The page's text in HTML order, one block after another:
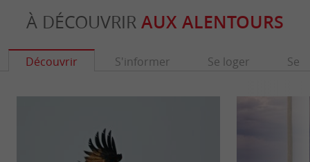
À DÉCOUVRIR AUX ALENTOURS
Découvrir S'informer Se loger Se